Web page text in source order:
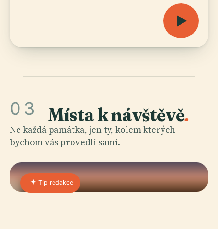
03 Místa k návštěvě.
Ne každá památka, jen ty, kolem kterých
bychom vás provedli sami.
Tip redakce